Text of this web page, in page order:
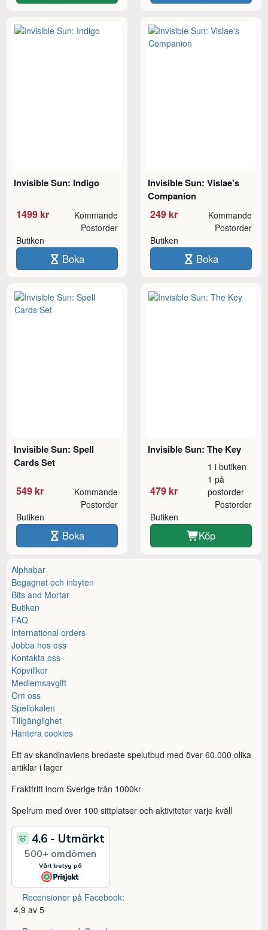
Invisible Sun: Indigo
1499 kr Kommande
Butiken
Postorder
Boka
Invisible Sun: Vislae's
Companion
249 kr Kommande
Butiken
Postorder
Boka
Invisible Sun: Spell
Cards Set
549 kr Kommande
Butiken
Postorder
Boka
Invisible Sun: The Key
479 kr
1 i butiken
1 på
postorder
Butiken
Postorder
Köp
Alphabar
Begagnat och inbyten
Bits and Mortar
Butiken
FAQ
International orders
Jobba hos oss
Kontakta oss
Köpvillkor
Medlemsavgift
Om oss
Spellokalen
Tillgänglighet
Hantera cookies
Ett av skandinaviens bredaste spelutbud med över 60.000 olika
artiklar i lager
Fraktfritt inom Sverige från 1000kr
Spelrum med över 100 sittplatser och aktiviteter varje kväll
Recensioner på Facebook:
4,9 av 5